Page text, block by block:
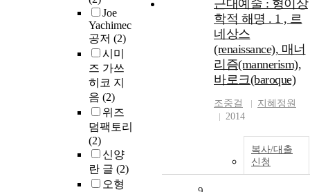
Joe
Yachimec
공저 (2)
시미
즈 가쓰
히코 지
음 (2)
위즈
덤팩토리
(2)
신양
란 글 (2)
오형
근대예술 : 형이상
학적 해명 . 1 , 르
네상스
(renaissance), 매너
리즘(mannerism),
바로크(baroque)
조중걸
지혜정원
2014
복사/대출
신청